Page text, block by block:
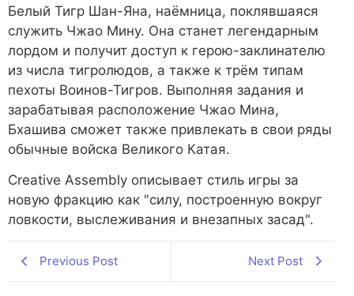
Белый Тигр Шан-Яна, наёмница, поклявшаяся
служить Чжао Мину. Она станет легендарным
лордом и получит доступ к герою-заклинателю
из числа тигролюдов, а также к трём типам
пехоты Воинов-Тигров. Выполняя задания и
зарабатывая расположение Чжао Мина,
Бхашива сможет также привлекать в свои ряды
обычные войска Великого Катая.
Creative Assembly описывает стиль игры за
новую фракцию как "силу, построенную вокруг
ловкости, выслеживания и внезапных засад".
Previous Post Next Post